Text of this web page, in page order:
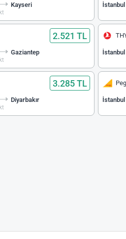
Kayseri İstanbul
2.521 TL
Gaziantep İstanbul
3.285 TL
Diyarbakır İstanbul